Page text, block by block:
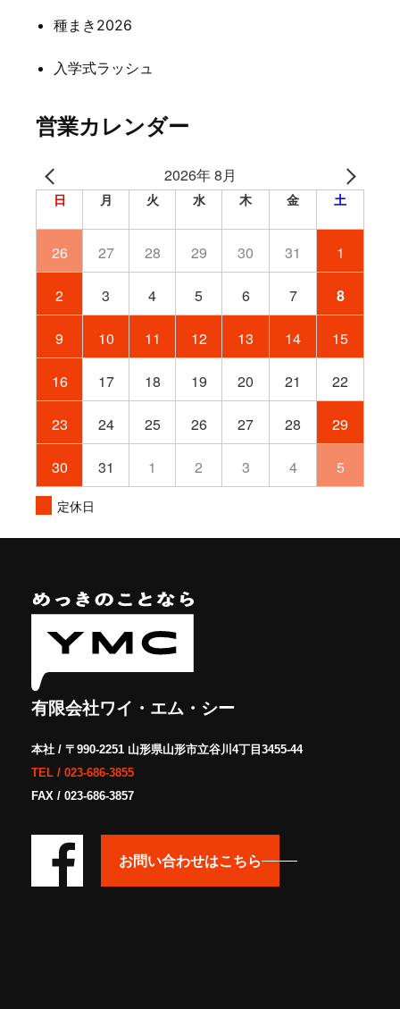
種まき2026
入学式ラッシュ
営業カレンダー
2026年 8月
日 月 火 水 木 金 土
26 27 28 29 30 31 1
2 3 4 5 6 7 8
9 10 11 12 13 14 15
16 17 18 19 20 21 22
23 24 25 26 27 28 29
30 31 1 2 3 4 5
定休日
有限会社ワイ・エム・シー
本社 / 〒990-2251 山形県山形市立谷川4丁目3455-44
TEL / 023-686-3855
FAX / 023-686-3857
お問い合わせはこちら